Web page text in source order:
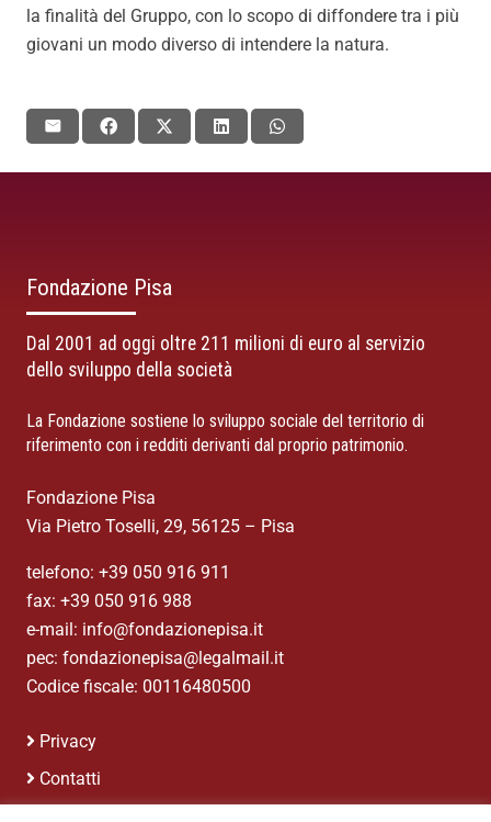
la finalità del Gruppo, con lo scopo di diffondere tra i più
giovani un modo diverso di intendere la natura.
Fondazione Pisa
Dal 2001 ad oggi oltre 211 milioni di euro al servizio
dello sviluppo della società
La Fondazione sostiene lo sviluppo sociale del territorio di
riferimento con i redditi derivanti dal proprio patrimonio.
Fondazione Pisa
Via Pietro Toselli, 29, 56125 – Pisa
telefono: +39 050 916 911
fax: +39 050 916 988
e-mail: info@fondazionepisa.it
pec: fondazionepisa@legalmail.it
Codice fiscale: 00116480500
Privacy
Contatti